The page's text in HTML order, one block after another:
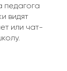
педагога
видят
или чат-